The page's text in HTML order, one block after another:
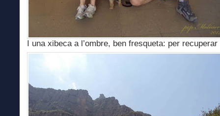
I una xibeca a l’ombre, ben fresqueta: per recuperar